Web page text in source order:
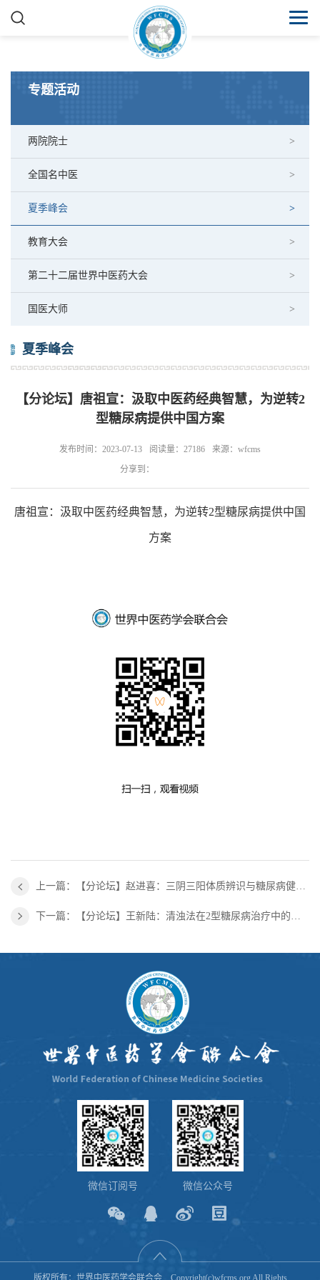
专题活动
两院院士
全国名中医
夏季峰会
教育大会
第二十二届世界中医药大会
国医大师
夏季峰会
【分论坛】唐祖宣：汲取中医药经典智慧，为逆转2
型糖尿病提供中国方案
发布时间：2023-07-13 阅读量：27186
来源：wfcms
分享到：
唐祖宣：汲取中医药经典智慧，为逆转2型糖尿病提供中国
方案
微信订阅号 微信公众号